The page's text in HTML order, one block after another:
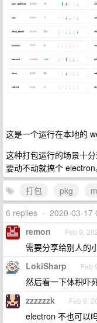
这是一个运行在本地的
这种打包运行的场景十
要动不动就搞个 electron
打包
pkg
6 replies • 2020-03-17
remon Feb 9,
需要分享给别人的
LokiSharp Feb
然后看一下体积吓
zzzzzzk Feb 9,
electron 不也可以